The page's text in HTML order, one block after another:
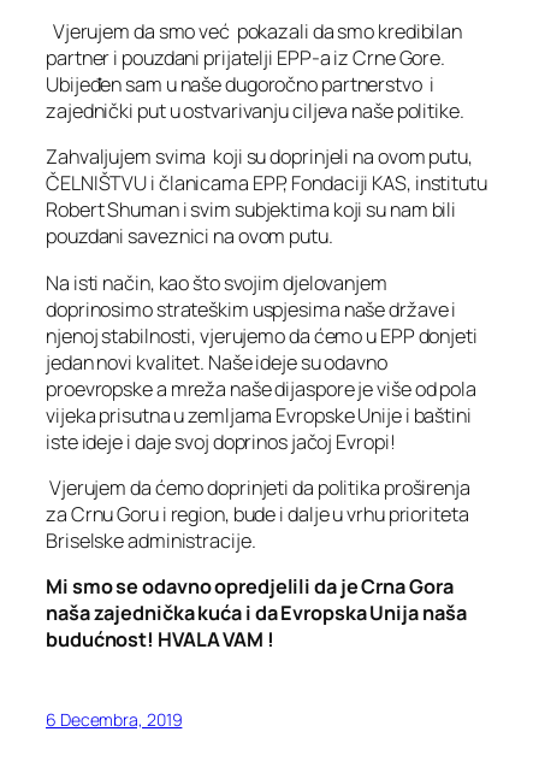
Vjerujem da smo već pokazali da smo kredibilan
partner i pouzdani prijatelji EPP-a iz Crne Gore.
Ubijeđen sam u naše dugoročno partnerstvo i
zajednički put u ostvarivanju ciljeva naše politike.
Zahvaljujem svima koji su doprinjeli na ovom putu,
ČELNIŠTVU i članicama EPP, Fondaciji KAS, institutu
Robert Shuman i svim subjektima koji su nam bili
pouzdani saveznici na ovom putu.
Na isti način, kao što svojim djelovanjem
doprinosimo strateškim uspjesima naše države i
njenoj stabilnosti, vjerujemo da ćemo u EPP donjeti
jedan novi kvalitet. Naše ideje su odavno
proevropske a mreža naše dijaspore je više od pola
vijeka prisutna u zemljama Evropske Unije i baštini
iste ideje i daje svoj doprinos jačoj Evropi!
Vjerujem da ćemo doprinjeti da politika proširenja
za Crnu Goru i region, bude i dalje u vrhu prioriteta
Briselske administracije.
Mi smo se odavno opredjelili da je Crna Gora
naša zajednička kuća i da Evropska Unija naša
budućnost! HVALA VAM !
6 Decembra, 2019